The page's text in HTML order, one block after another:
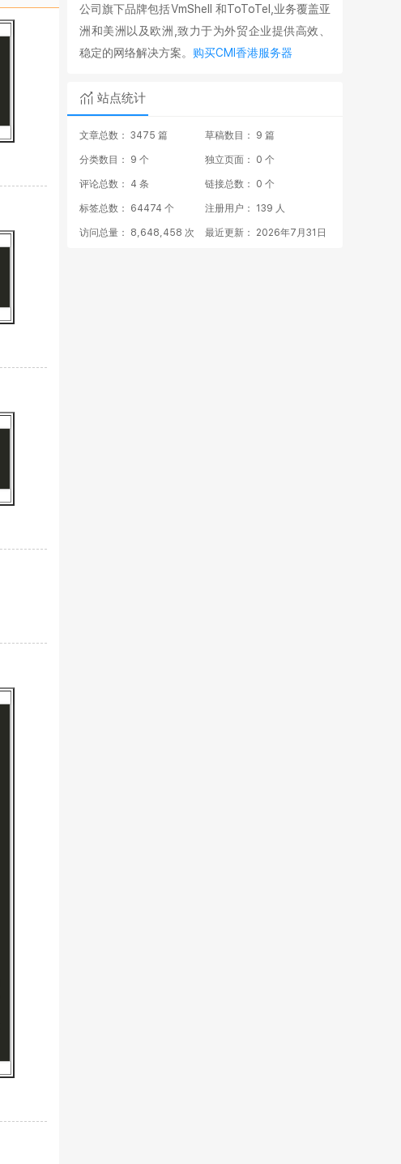
公司旗下品牌包括VmShell 和ToToTel,业务覆盖亚
洲和美洲以及欧洲,致力于为外贸企业提供高效、
稳定的网络解决方案。 购买CMI香港服务器
站点统计
文章总数： 3475 篇 草稿数目： 9 篇
分类数目： 9 个 独立页面： 0 个
评论总数： 4 条 链接总数： 0 个
标签总数： 64474 个 注册用户： 139 人
访问总量： 8,648,458 次 最近更新： 2026年7月31日